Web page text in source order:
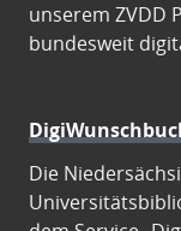
unserem ZVDD
bundesweit
Die